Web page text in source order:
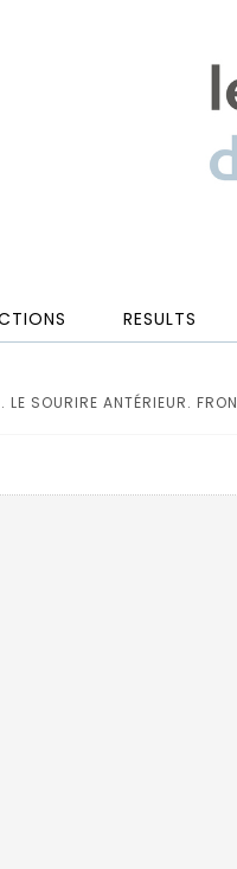
RESULTS
SOURIRE ANTÉRIEUR.